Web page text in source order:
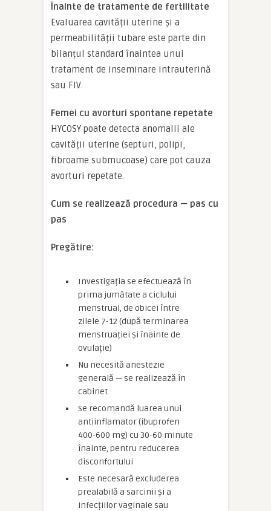
Înainte de tratamente de fertilitate
Evaluarea cavității uterine și a
permeabilității tubare este parte din
bilanțul standard înaintea unui
tratament de inseminare intrauterină
sau FIV.
Femei cu avorturi spontane repetate
HYCOSY poate detecta anomalii ale
cavității uterine (septuri, polipi,
fibroame submucoase) care pot cauza
avorturi repetate.
Cum se realizează procedura — pas cu
pas
Pregătire:
Investigația se efectuează în
prima jumătate a ciclului
menstrual, de obicei între
zilele 7-12 (după terminarea
menstruației și înainte de
ovulație)
Nu necesită anestezie
generală — se realizează în
cabinet
Se recomandă luarea unui
antiinflamator (ibuprofen
400-600 mg) cu 30-60 minute
înainte, pentru reducerea
disconfortului
Este necesară excluderea
prealabilă a sarcinii și a
infecțiilor vaginale sau